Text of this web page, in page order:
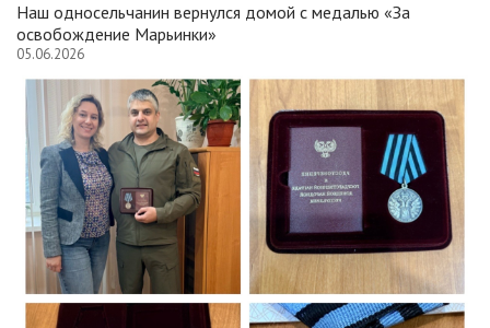
Наш односельчанин вернулся домой с медалью «За
освобождение Марьинки»
05.06.2026